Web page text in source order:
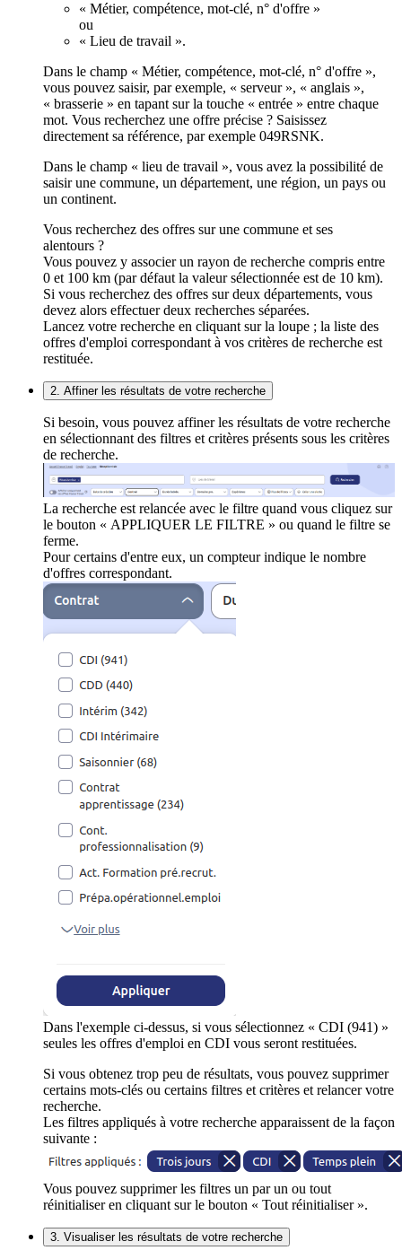
« Métier, compétence, mot-clé, n° d'offre »
ou
« Lieu de travail ».
Dans le champ « Métier, compétence, mot-clé, n° d'offre »,
vous pouvez saisir, par exemple, « serveur », « anglais »,
« brasserie » en tapant sur la touche « entrée » entre chaque
mot. Vous recherchez une offre précise ? Saisissez
directement sa référence, par exemple 049RSNK.
Dans le champ « lieu de travail », vous avez la possibilité de
saisir une commune, un département, une région, un pays ou
un continent.
Vous recherchez des offres sur une commune et ses
alentours ?
Vous pouvez y associer un rayon de recherche compris entre
0 et 100 km (par défaut la valeur sélectionnée est de 10 km).
Si vous recherchez des offres sur deux départements, vous
devez alors effectuer deux recherches séparées.
Lancez votre recherche en cliquant sur la loupe ; la liste des
offres d'emploi correspondant à vos critères de recherche est
restituée.
2. Affiner les résultats de votre recherche
Si besoin, vous pouvez affiner les résultats de votre recherche
en sélectionnant des filtres et critères présents sous les critères
de recherche.
La recherche est relancée avec le filtre quand vous cliquez sur
le bouton « APPLIQUER LE FILTRE » ou quand le filtre se
ferme.
Pour certains d'entre eux, un compteur indique le nombre
d'offres correspondant.
Dans l'exemple ci-dessus, si vous sélectionnez « CDI (941) »
seules les offres d'emploi en CDI vous seront restituées.
Si vous obtenez trop peu de résultats, vous pouvez supprimer
certains mots-clés ou certains filtres et critères et relancer votre
recherche.
Les filtres appliqués à votre recherche apparaissent de la façon
suivante :
Vous pouvez supprimer les filtres un par un ou tout
réinitialiser en cliquant sur le bouton « Tout réinitialiser ».
3. Visualiser les résultats de votre recherche